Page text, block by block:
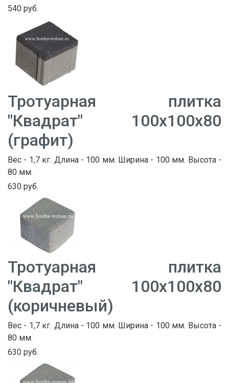
540 руб.
Тротуарная плитка
"Квадрат" 100х100х80
(графит)
Вес - 1,7 кг. Длина - 100 мм. Ширина - 100 мм. Высота -
80 мм.
630 руб.
Тротуарная плитка
"Квадрат" 100х100х80
(коричневый)
Вес - 1,7 кг. Длина - 100 мм. Ширина - 100 мм. Высота -
80 мм.
630 руб.